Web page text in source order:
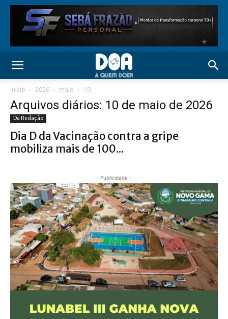
Início 2026 maio 10
Arquivos diários: 10 de maio de 2026
Da Redação
Dia D da Vacinação contra a gripe
mobiliza mais de 100...
- Publicidade -